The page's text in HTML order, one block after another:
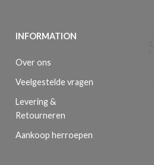
INFORMATION
Over ons
Veelgestelde vragen
Levering &
Retourneren
Aankoop herroepen